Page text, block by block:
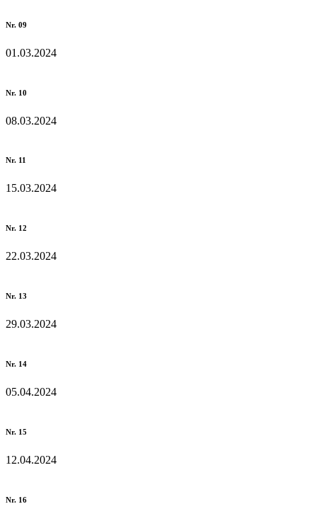
Nr. 09
01.03.2024
Nr. 10
08.03.2024
Nr. 11
15.03.2024
Nr. 12
22.03.2024
Nr. 13
29.03.2024
Nr. 14
05.04.2024
Nr. 15
12.04.2024
Nr. 16